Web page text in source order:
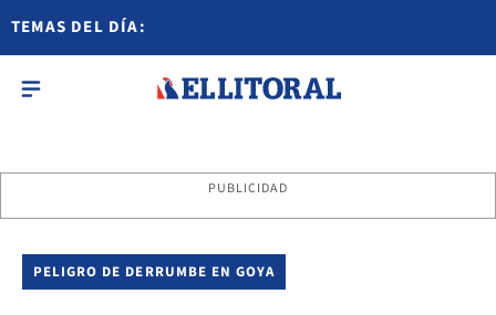
TEMAS DEL DÍA:
PUBLICIDAD
PELIGRO DE DERRUMBE EN GOYA